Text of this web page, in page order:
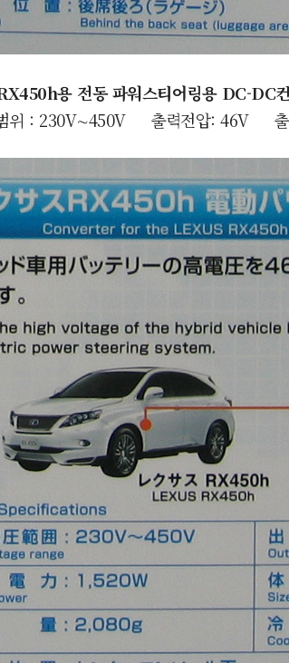
용 전동 파워스티어링용 DC-DC
위 : 230V∼450V 출력전압: 46V 출